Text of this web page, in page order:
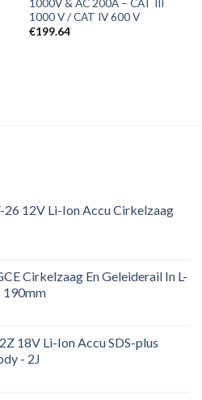
1000V & AC 200A – CAT III
1000 V / CAT IV 600 V
€199.64
26 12V Li-Ion Accu Cirkelzaag
Cirkelzaag En Geleiderail In L-
190mm
18V Li-Ion Accu SDS-plus
- 2J